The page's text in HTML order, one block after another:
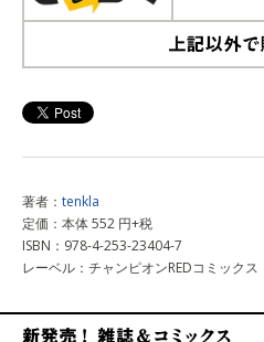
著者： tenkla
定価：本体 552 円+税
ISBN：978-4-253-23404-7
レーベル：チャンピオンREDコミックス